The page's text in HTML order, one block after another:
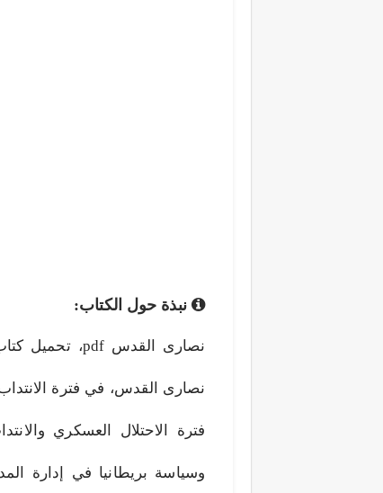
نبذة حول الكتاب:
فترة الاحتلال العسكري
وسياسة بريطانيا في إدارة